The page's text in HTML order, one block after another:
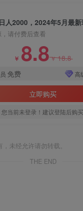
人2000，2024年5月最
请付费后查看
￥ 8.8￥18.8
免费 高
立即购买
您当前未登录！建议登陆后购
未经允许请勿转载。
THE END